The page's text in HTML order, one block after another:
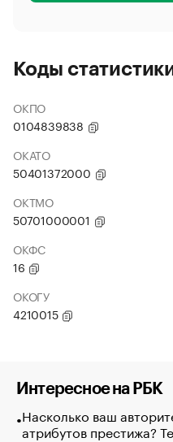
Коды
ОКПО
0104839838
ОКАТО
50401372000
ОКТМО
50701000001
ОКФС
16
ОКОГУ
4210015
Интересное на РБК
Насколько ваш
атрибутов престижа?